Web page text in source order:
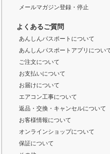
メールマガジン登録・停止
よくあるご質問
あんしんパスポートについて
あんしんパスポートアプリについ
ご注文について
お支払いについて
お届けについて
エアコン工事について
返品・交換・キャンセルについて
お客様情報について
オンラインショップについて
保証について